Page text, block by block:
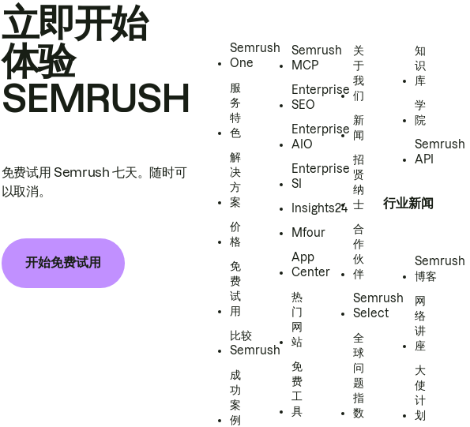
立即开始
体验
SEMRUSH
免费试用 Semrush 七天。随时可
以取消。
开始免费试用
Semrush
One
服
务
特
色
解
决
方
案
价
格
免
费
试
用
比较
Semrush
成
功
案
例
Semrush
MCP
Enterprise
SEO
Enterprise
AIO
Enterprise
SI
Insights24
Mfour
App
Center
热
门
网
站
免
费
工
具
关
于
我
们
新
闻
招
贤
纳
士
合
作
伙
伴
Semrush
Select
全
球
问
题
指
数
知
识
库
学
院
Semrush
API
行业新闻
Semrush
博客
网
络
讲
座
大
使
计
划